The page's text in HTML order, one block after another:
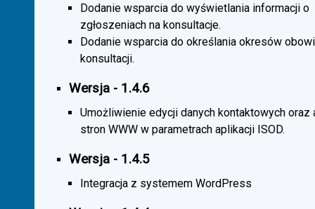
Dodanie wsparcia do wyświetlania informacji o
zgłoszeniach na konsultacje.
Dodanie wsparcia do określania okresów
konsultacji.
Wersja - 1.4.6
Umożliwienie edycji danych kontaktowych oraz
stron WWW w parametrach aplikacji ISOD.
Wersja - 1.4.5
Integracja z systemem WordPress